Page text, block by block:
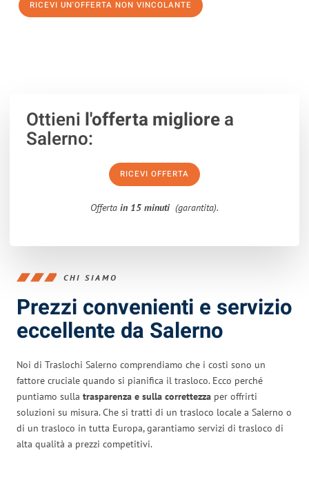
RICEVI UN'OFFERTA NON VINCOLANTE
Ottieni l'offerta migliorea
Salerno:
RICEVI OFFERTA
Offerta in 15 minuti (garantita).
CHI SIAMO
Prezzi convenienti e servizio
eccellente da Salerno
Noi di Traslochi Salerno comprendiamo che i costi sono un
fattore cruciale quando si pianifica il trasloco. Ecco perché
puntiamo sulla trasparenza e sulla correttezza per offrirti
soluzioni su misura. Che si tratti di un trasloco locale a Salerno o
di un trasloco in tutta Europa, garantiamo servizi di trasloco di
alta qualità a prezzi competitivi.